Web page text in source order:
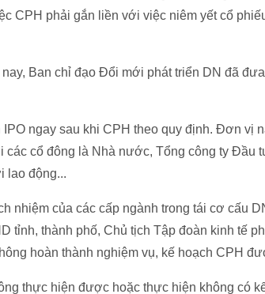
CPH phải gắn liền với việc niêm yết cổ
Ban chỉ đạo Đổi mới phát triển DN đã
ngay sau khi CPH theo quy định. Đơn vị
các cổ đông là Nhà nước, Tổng công ty Đầu
lao động...
nhiệm của các cấp ngành trong tái cơ cấu
tỉnh, thành phố, Chủ tịch Tập đoàn kinh tế
hoàn thành nghiệm vụ, kế hoạch CPH
thực hiện được hoặc thực hiện không có